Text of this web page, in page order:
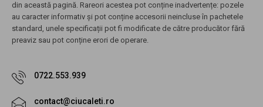
din această pagină. Rareori acestea pot conține inadvertențe: pozele
au caracter informativ și pot conține accesorii neincluse în pachetele
standard, unele specificații pot fi modificate de către producător fără
preaviz sau pot conține erori de operare.
0722.553.939
contact@ciucaleti.ro